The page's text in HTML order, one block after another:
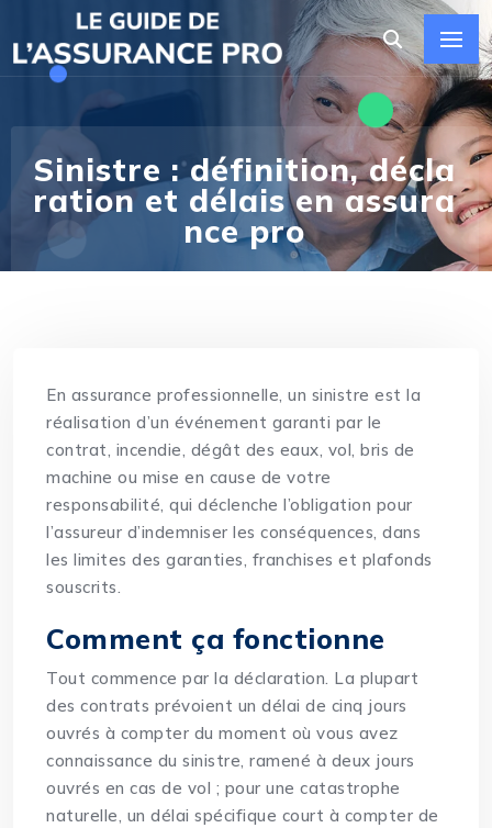
Sinistre : définition, décla
ration et délais en assura
nce pro
En assurance professionnelle, un sinistre est la
réalisation d’un événement garanti par le
contrat, incendie, dégât des eaux, vol, bris de
machine ou mise en cause de votre
responsabilité, qui déclenche l’obligation pour
l’assureur d’indemniser les conséquences, dans
les limites des garanties, franchises et plafonds
souscrits.
Comment ça fonctionne
Tout commence par la déclaration. La plupart
des contrats prévoient un délai de cinq jours
ouvrés à compter du moment où vous avez
connaissance du sinistre, ramené à deux jours
ouvrés en cas de vol ; pour une catastrophe
naturelle, un délai spécifique court à compter de